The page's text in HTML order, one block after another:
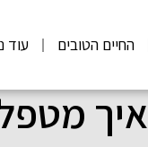
החיים הטובים עוד
איך